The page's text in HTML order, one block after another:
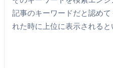
記事のキーワードだと認め
れた時に上位に表示されると